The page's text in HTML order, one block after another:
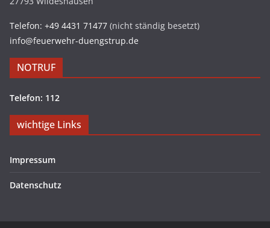
Telefon: +49 4431 71477 (nicht ständig besetzt)
info@feuerwehr-duengstrup.de
NOTRUF
Telefon: 112
wichtige Links
Impressum
Datenschutz